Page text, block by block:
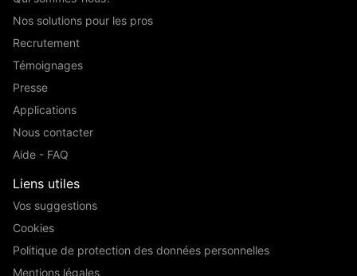
Nos solutions pour les pros
Recrutement
Témoignages
Presse
Applications
Nous contacter
Aide - FAQ
Liens utiles
Vos suggestions
Cookies
Politique de protection des données personnelles
Mentions légales